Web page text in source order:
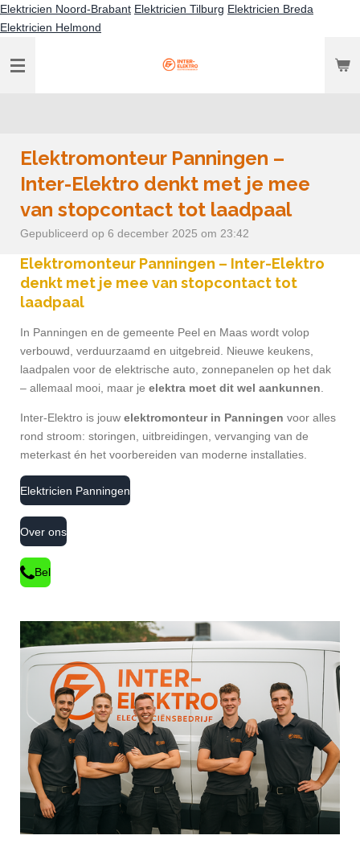
Elektricien Noord-Brabant Elektricien Tilburg Elektricien Breda
Elektricien Helmond
Ga
direct
de
Elektromonteur Panningen –
Inter-Elektro denkt met je mee
van stopcontact tot laadpaal
Gepubliceerd op 6 december 2025 om 23:42
Elektromonteur Panningen – Inter-Elektro
denkt met je mee van stopcontact tot
laadpaal
In Panningen en de gemeente Peel en Maas wordt volop
verbouwd, verduurzaamd en uitgebreid. Nieuwe keukens,
laadpalen voor de elektrische auto, zonnepanelen op het dak
– allemaal mooi, maar je elektra moet dit wel aankunnen.
Inter-Elektro is jouw elektromonteur in Panningen voor alles
rond stroom: storingen, uitbreidingen, vervanging van de
meterkast én het voorbereiden van moderne installaties.
Elektricien Panningen
Over ons
Bel